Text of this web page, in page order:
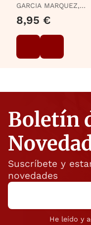
GARCIA MARQUEZ,
8,95 €
Boletín
Suscríbete y
novedades
He leído y